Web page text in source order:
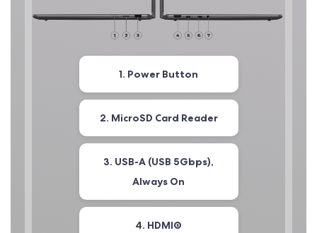
1. Power Button
2. MicroSD Card Reader
3. USB-A (USB 5Gbps),
Always On
4. HDMI®